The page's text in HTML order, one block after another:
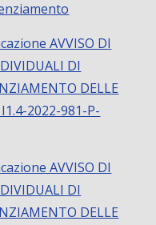
AVVISO DI
DI
DELLE
2022-981-P-
AVVISO DI
DI
DELLE